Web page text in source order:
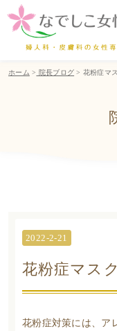
ホーム > 院長ブログ > 花粉症マ
2022-2-21
花粉症マス
花粉症対策には、ア